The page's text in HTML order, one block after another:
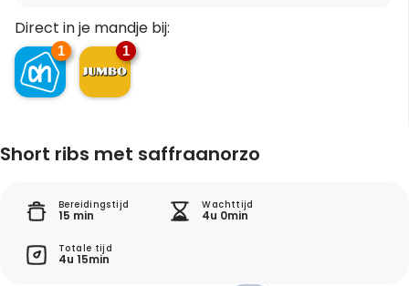
Direct in je mandje bij:
1 1
Short ribs met saffraanorzo
Bereidingstijd
15 min
Wachttijd
4u 0min
Totale tijd
4u 15min